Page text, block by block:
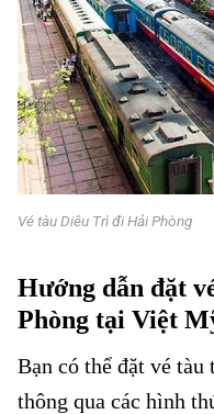
Vé tàu Diêu Trì đi Hải Phòng
Hướng dẫn đặt
Phòng tại Việt
Bạn có thể đặt vé
thông qua các hình